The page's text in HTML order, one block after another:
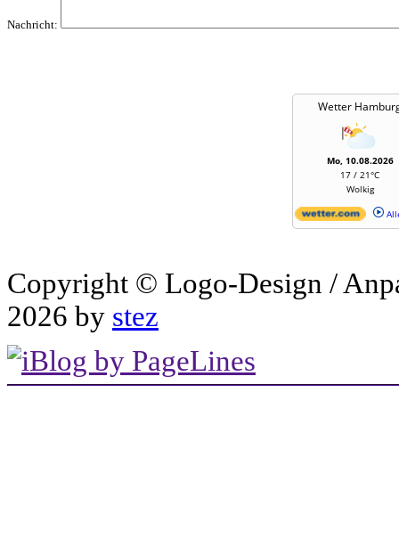
Nachricht:
Wetter
Mo, 10.08.2026
17 / 21°C
Wolkig
Copyright © Logo-Design /
2026 by stez